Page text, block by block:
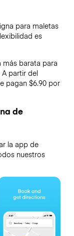
para maletas
es
más barata para
partir del
pagan $6.90 por
de
la app de
nuestros